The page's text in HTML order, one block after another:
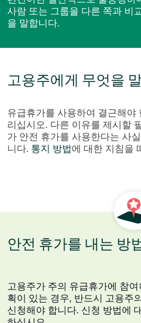
사람 또는 그룹을 다른 쪽과 비
을 말합니다.
고용주에게 무엇을
유급휴가를 사용하여 결근해
리십시오. 다른 이유를 제시할
가 안전 휴가를 사용한다는 사
니다. 통지 방법에 대한 지침을
안전 휴가를 내는 방
고용주가 주의 유급휴가에 참
획이 있는 경우, 반드시 고용주
신청해야 합니다. 신청 방법에